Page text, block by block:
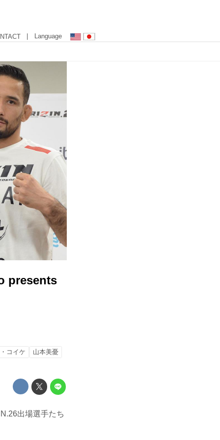
| Language
presents
コイケ 山本美憂
出場選手たち